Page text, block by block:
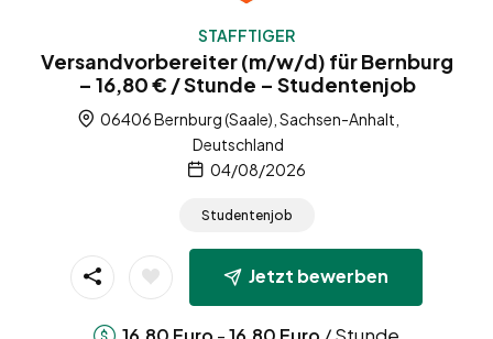
STAFFTIGER
Versandvorbereiter (m/w/d) für Bernburg
– 16,80 € / Stunde – Studentenjob
06406 Bernburg (Saale), Sachsen-Anhalt,
Deutschland
04/08/2026
Studentenjob
Jetzt bewerben